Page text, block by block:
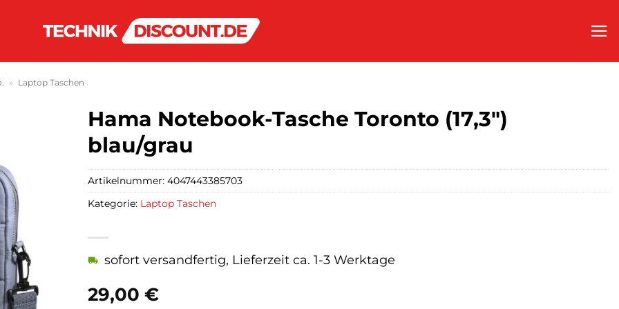
» Laptop Taschen
Hama Notebook-Tasche Toronto (17,3″)
blau/grau
29,00 €
sofort versandfertig, Lieferzeit ca. 1-3 Werktage
Artikelnummer: 4047443385703
Kategorie: Laptop Taschen